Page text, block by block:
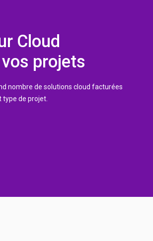
Cloud
projets
nombre de solutions cloud facturées
de projet.